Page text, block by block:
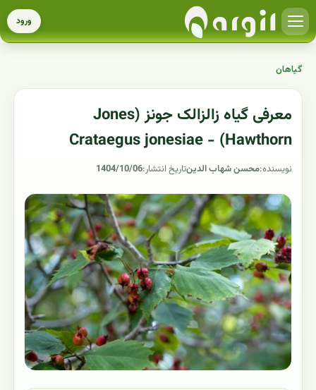
ورود
گیاهان
معرفی گیاه زالزالک جونز (Jones
Hawthorn) - Crataegus jonesiae
نویسنده:محسن شهاب الدینتاریخ انتشار:1404/10/06